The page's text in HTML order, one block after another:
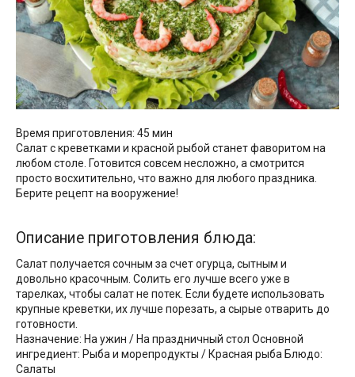
Время приготовления: 45 мин
Салат с креветками и красной рыбой станет фаворитом на
любом столе. Готовится совсем несложно, а смотрится
просто восхитительно, что важно для любого праздника.
Берите рецепт на вооружение!
Описание приготовления блюда:
Салат получается сочным за счет огурца, сытным и
довольно красочным. Солить его лучше всего уже в
тарелках, чтобы салат не потек. Если будете использовать
крупные креветки, их лучше порезать, а сырые отварить до
готовности.
Назначение: На ужин / На праздничный стол Основной
ингредиент: Рыба и морепродукты / Красная рыба Блюдо:
Салаты